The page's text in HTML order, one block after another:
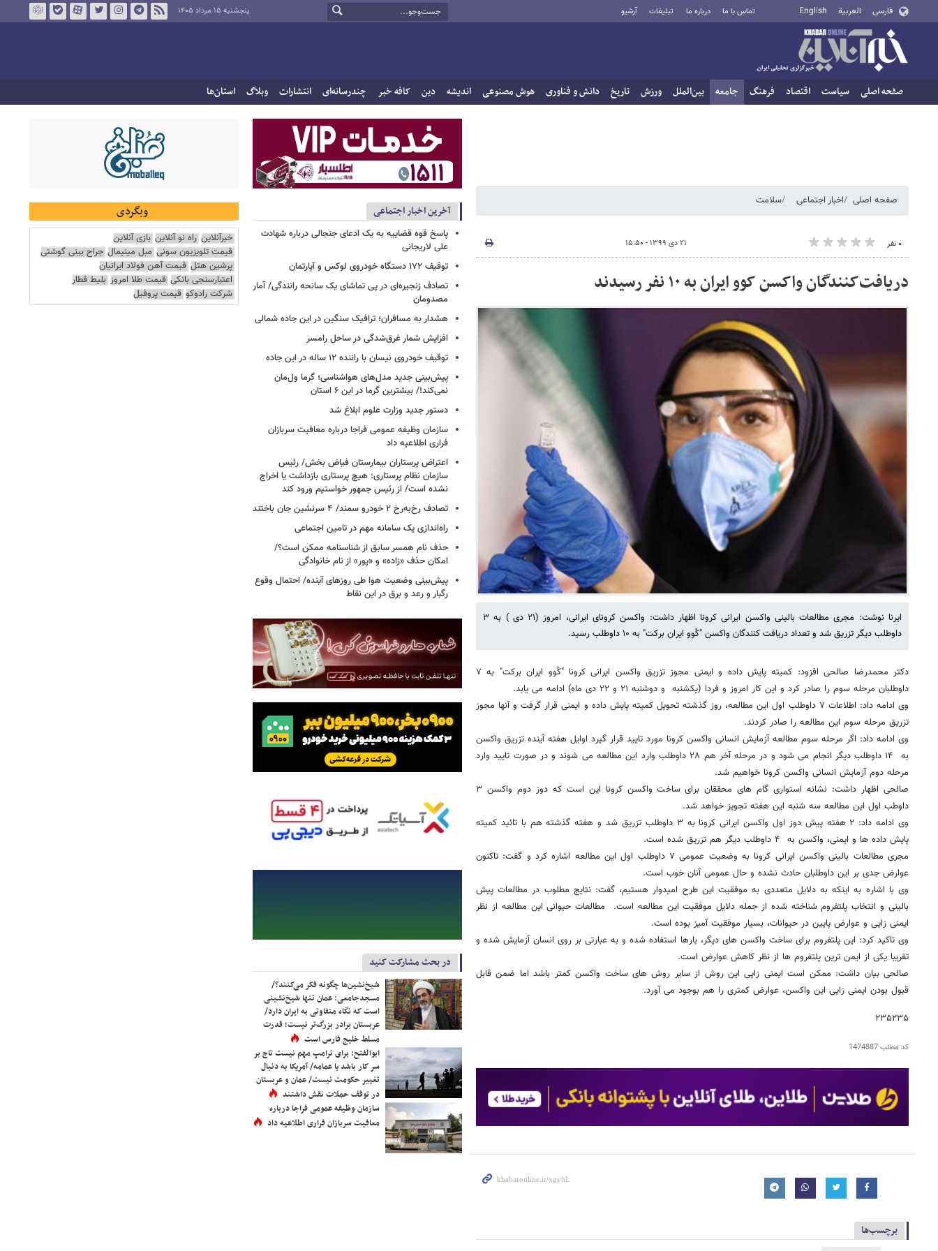
فارسی العربية English تماس با ما درباره ما تبلیغات آرشیو پنجشنبه ۱۵ مرداد ۱۴۰۵
صفحه اصلی سیاست اقتصاد فرهنگ جامعه بین‌الملل ورزش تاریخ دانش و فناوری هوش مصنوعی اندیشه دین کافه خبر چندرسانه‌ای انتشارات وبلاگ استان‌ها
صفحه اصلی اخبار اجتماعی سلامت
۰ نفر ۲۱ دی ۱۳۹۹ - ۱۵:۵۰
دریافت‌کنندگان واکسن کوو ایران به ۱۰ نفر رسیدند
ایرنا نوشت: مجری مطالعات بالینی واکسن ایرانی کرونا اظهار داشت: واکسن کرونای ایرانی، امروز (۲۱ دی ) به ۳
داوطلب دیگر تزریق شد و تعداد دریافت کنندگان واکسن "کُوو ایران برکت" به ۱۰ داوطلب رسید.
دکتر محمدرضا صالحی افزود: کمیته پایش داده و ایمنی مجوز تزریق واکسن ایرانی کرونا "کُوو ایران برکت" به ۷
داوطلبان مرحله سوم را صادر کرد و این کار امروز و فردا (یکشنبه و دوشنبه ۲۱ و ۲۲ دی ماه) ادامه می یابد.
وی ادامه داد: اطلاعات ۷ داوطلب اول این مطالعه، روز گذشته تحویل کمیته پایش داده و ایمنی قرار گرفت و آنها مجوز
تزریق مرحله سوم این مطالعه را صادر کردند.
وی ادامه داد: اگر مرحله سوم مطالعه آزمایش انسانی واکسن کرونا مورد تایید قرار گیرد اوایل هفته آینده تزریق واکسن
به ۱۴ داوطلب دیگر انجام می شود و در مرحله آخر هم ۲۸ داوطلب وارد این مطالعه می شوند و در صورت تایید وارد
مرحله دوم آزمایش انسانی واکسن کرونا خواهیم شد.
صالحی اظهار داشت: نشانه استواری گام های محققان برای ساخت واکسن کرونا این است که دوز دوم واکسن ۳
داوطب اول این مطالعه سه شنبه این هفته تجویز خواهد شد.
وی ادامه داد: ۲ هفته پیش دوز اول واکسن ایرانی کرونا به ۳ داوطلب تزریق شد و هفته گذشته هم با تائید کمیته
پایش داده ها و ایمنی، واکسن به ۴ داوطلب دیگر هم تزریق شده است.
مجری مطالعات بالینی واکسن ایرانی کرونا به وضعیت عمومی ۷ داوطلب اول این مطالعه اشاره کرد و گفت: تاکنون
عوارض جدی بر این داوطلبان حادث نشده و حال عمومی آنان خوب است.
وی با اشاره به اینکه به دلایل متعددی به موفقیت این طرح امیدوار هستیم، گفت: نتایج مطلوب در مطالعات پیش
بالینی و انتخاب پلتفروم شناخته شده از جمله دلایل موفقیت این مطالعه است. مطالعات حیوانی این مطالعه از نظر
ایمنی زایی و عوارض پایین در حیوانات، بسیار موفقیت آمیز بوده است.
وی تاکید کرد: این پلتفروم برای ساخت واکسن های دیگر، بارها استفاده شده و به عبارتی بر روی انسان آزمایش شده و
تقریبا یکی از ایمن ترین پلتفروم ها از نظر کاهش عوارض است.
صالحی بیان داشت: ممکن است ایمنی زایی این روش از سایر روش های ساخت واکسن کمتر باشد اما ضمن قابل
قبول بودن ایمنی زایی این واکسن، عوارض کمتری را هم بوجود می آورد.
۲۳۵۲۳۵
کد مطلب1474887
برچسب‌ها
آخرین اخبار اجتماعی
پاسخ قوه قضاییه به یک ادعای جنجالی درباره شهادت
علی لاریجانی
توقیف ۱۷۲ دستگاه خودروی لوکس و آپارتمان
تصادف زنجیره‌ای در پی تماشای یک سانحه رانندگی/ آمار
مصدومان
هشدار به مسافران؛ ترافیک سنگین در این جاده شمالی
افزایش شمار غرق‌شدگی در ساحل رامسر
توقیف خودروی نیسان با راننده ۱۲ ساله در این جاده
پیش‌بینی جدید مدل‌های هواشناسی؛ گرما ول‌مان
نمی‌کند!/ بیشترین گرما در این ۶ استان
دستور جدید وزارت علوم ابلاغ شد
سازمان وظیفه عمومی فراجا درباره معافیت سربازان
فراری اطلاعیه داد
اعتراض پرستاران بیمارستان فیاض بخش/ رئیس
سازمان نظام پرستاری: هیچ پرستاری بازداشت یا اخراج
نشده است/ از رئیس جمهور خواستیم ورود کند
تصادف رخ‌به‌رخ ۲ خودرو سمند/ ۴ سرنشین جان باختند
راه‌اندازی یک سامانه مهم در تامین اجتماعی
حذف نام همسر سابق از شناسنامه ممکن است؟/
امکان حذف «زاده» و «پور» از نام خانوادگی
پیش‌بینی وضعیت هوا طی روزهای آینده/ احتمال وقوع
رگبار و رعد و برق در این نقاط
در بحث مشارکت کنید
شیخ‌نشین‌ها چگونه فکر می‌کنند؟/
مسجدجامعی: عمان تنها شیخ‌نشینی
است که نگاه متفاوتی به ایران دارد/
عربستان برادر بزرگ‌تر نیست؛ قدرت
مسلط خلیج فارس است
ابوالفتح: برای ترامپ مهم نیست تاج بر
سر کار باشد یا عمامه/ آمریکا به دنبال
تغییر حکومت نیست/ عمان و عربستان
در توقف حملات نقش داشتند
سازمان وظیفه عمومی فراجا درباره
معافیت سربازان فراری اطلاعیه داد
وبگردی
خبرآنلاین راه نو آنلاین بازی آنلاین
قیمت تلویزیون سونی مبل مینیمال جراح بینی گوشتی
پرشین هتل قیمت آهن فولاد ایرانیان
اعتبارسنجی بانکی قیمت طلا امروز بلیط قطار
شرکت رادوکو قیمت پروفیل